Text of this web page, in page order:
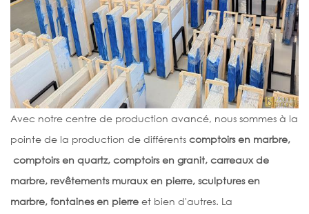
Avec notre centre de production avancé, nous sommes à la
pointe de la production de différents comptoirs en marbre,
comptoirs en quartz, comptoirs en granit, carreaux de
marbre, revêtements muraux en pierre, sculptures en
marbre, fontaines en pierre et bien d'autres. La